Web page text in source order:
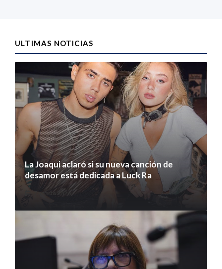
ULTIMAS NOTICIAS
La Joaqui aclaró si su nueva canción de
desamor está dedicada a Luck Ra
7 agosto 2026